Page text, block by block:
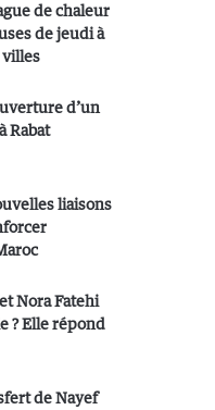
de chaleur
de jeudi à
villes
d’un
Rabat
liaisons
Nora Fatehi
? Elle répond
de Nayef